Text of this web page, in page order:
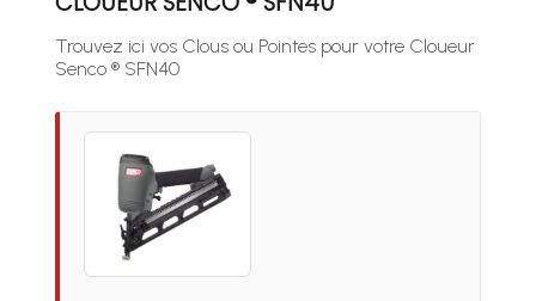
Trouvez ici vos Clous ou Pointes pour votre Cloueur
Senco ® SFN40